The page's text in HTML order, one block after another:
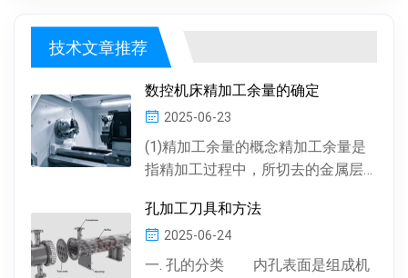
技术文章推荐
数控机床精加工余量的确定
2025-06-23
(1)精加工余量的概念精加工余量是
指精加工过程中，所切去的金属层
工余量由精加工一次...
孔加工刀具和方法
2025-06-24
一. 孔的分类 内孔表面是组成机